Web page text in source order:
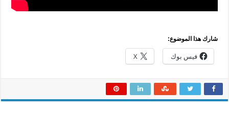
شارك هذا الموضوع:
فيس بوك X